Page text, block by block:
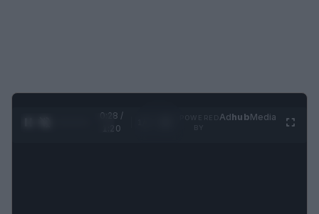
0:28 /
1:20
AdhubMedia